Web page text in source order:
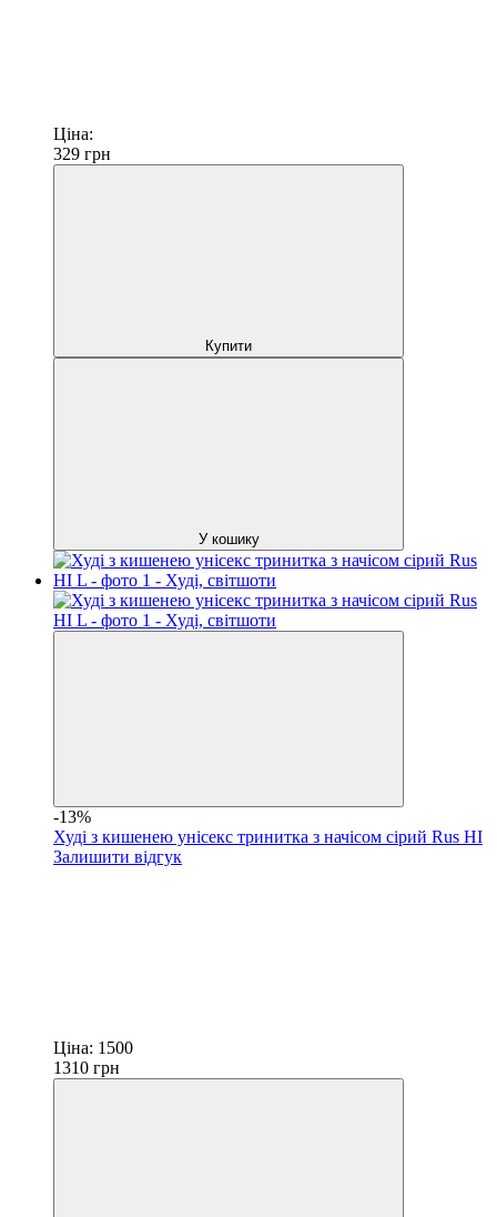
Ціна:
329 грн
Купити
У кошику
-13%
Худі з кишенею унісекс тринитка з начісом сірий Rus НІ
Залишити відгук
Ціна: 1500
1310 грн